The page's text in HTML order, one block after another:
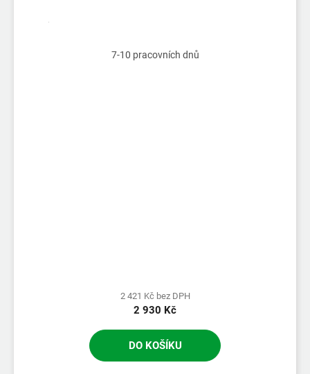
7-10 pracovních dnů
2 421 Kč bez DPH
2 930 Kč
DO KOŠÍKU